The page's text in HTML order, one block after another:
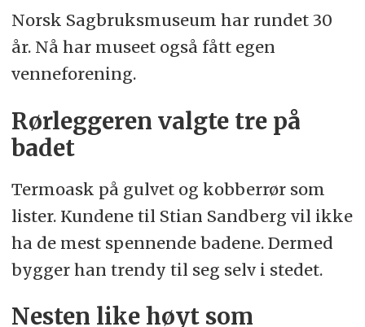
Norsk Sagbruksmuseum har rundet 30
år. Nå har museet også fått egen
venneforening.
Rørleggeren valgte tre på
badet
Termoask på gulvet og kobberrør som
lister. Kundene til Stian Sandberg vil ikke
ha de mest spennende badene. Dermed
bygger han trendy til seg selv i stedet.
Nesten like høyt som